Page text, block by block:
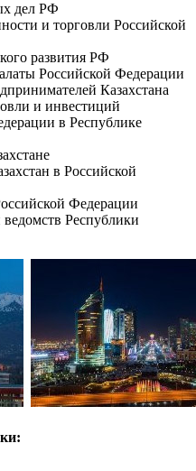
дел РФ
и торговли Российской
развития РФ
Российской Федерации
Казахстана
и инвестиций
в Республике
в Российской
Федерации
Республики